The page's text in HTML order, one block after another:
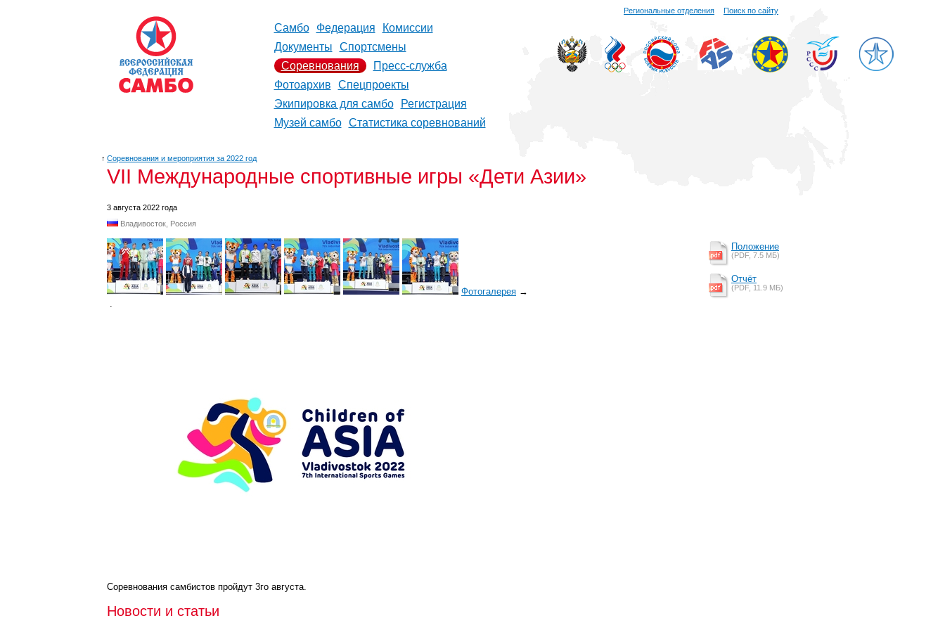
Региональные отделения Поиск по сайту
Самбо Федерация
Комиссии
Документы
Спортсмены
Соревнования
Пресс-служба
Фотоархив
Спецпроекты
Экипировка для самбо
Регистрация
Музей самбо
Статистика соревнований
↑ Соревнования и мероприятия за 2022 год
VII Международные спортивные игры «Дети Азии»
3 августа 2022 года
Владивосток, Россия
Фотогалерея →
.
Соревнования самбистов пройдут 3го августа.
Новости и статьи
Положение
(PDF, 7.5 MБ)
Отчёт
(PDF, 11.9 MБ)